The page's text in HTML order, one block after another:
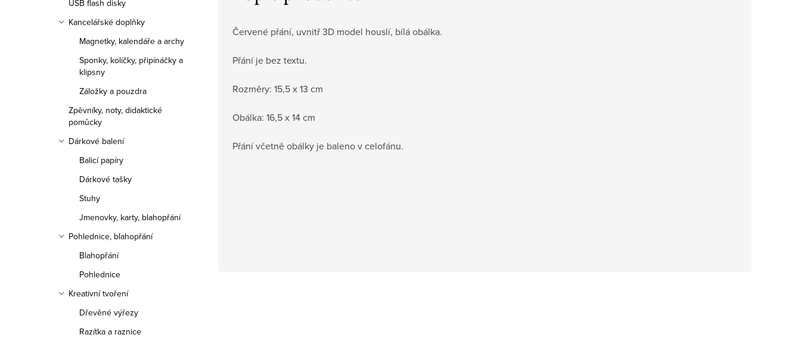
USB flash disky
Kancelářské doplňky
Magnetky, kalendáře a archy
Sponky, kolíčky, připínáčky a
klipsny
Záložky a pouzdra
Zpěvníky, noty, didaktické
pomůcky
Dárkové balení
Balicí papíry
Dárkové tašky
Stuhy
Jmenovky, karty, blahopřání
Pohlednice, blahopřání
Blahopřání
Pohlednice
Kreativní tvoření
Dřevěné výřezy
Razítka a raznice
Červené přání, uvnitř 3D model houslí, bílá obálka.
Přání je bez textu.
Rozměry: 15,5 x 13 cm
Obálka: 16,5 x 14 cm
Přání včetně obálky je baleno v celofánu.